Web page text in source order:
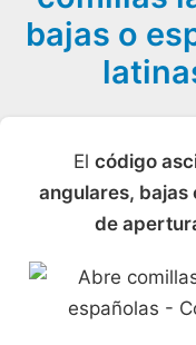
bajas o
El código
angulares, bajas
de